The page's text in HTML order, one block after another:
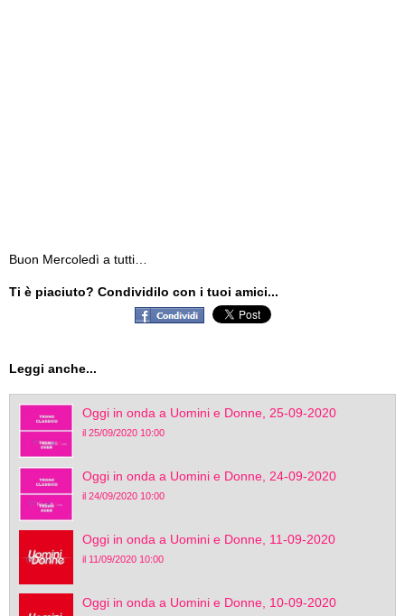
Buon Mercoledì a tutti…
Ti è piaciuto? Condividilo con i tuoi amici...
Leggi anche...
Oggi in onda a Uomini e Donne, 25-09-2020
il 25/09/2020 10:00
Oggi in onda a Uomini e Donne, 24-09-2020
il 24/09/2020 10:00
Oggi in onda a Uomini e Donne, 11-09-2020
il 11/09/2020 10:00
Oggi in onda a Uomini e Donne, 10-09-2020